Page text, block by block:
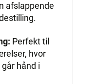
afslappende
Perfekt til
hvor
hånd i